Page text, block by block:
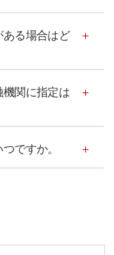
る場合はど
関に指定は
ですか。